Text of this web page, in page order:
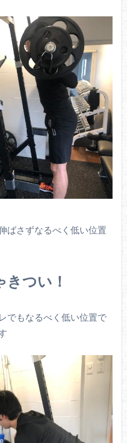
ばさずなるべく低い位置
つい！
でもなるべく低い位置で